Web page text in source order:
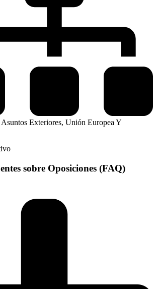
Exteriores, Unión Europea Y
sobre Oposiciones (FAQ)